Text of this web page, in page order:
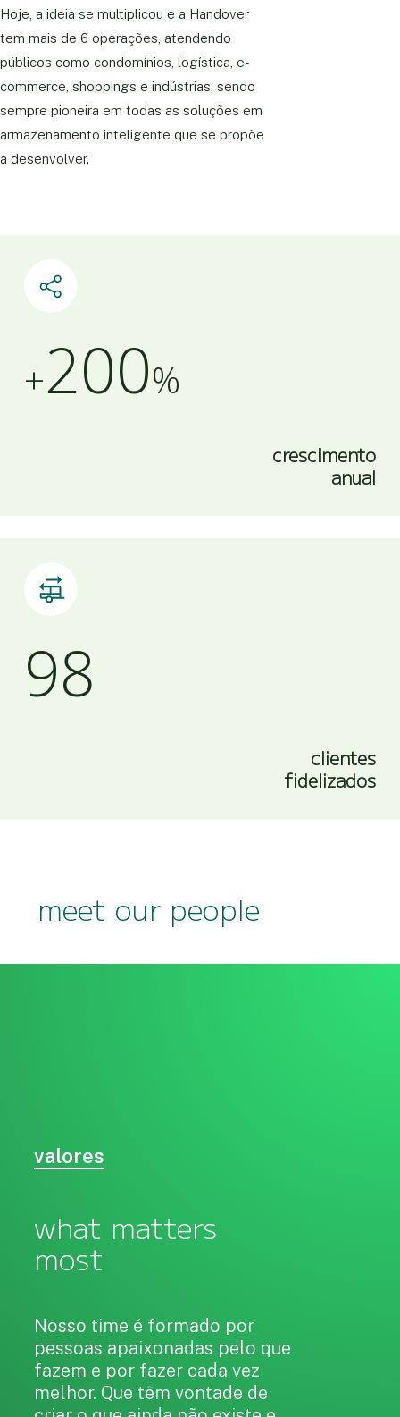
Hoje, a ideia se multiplicou e a Handover
tem mais de 6 operações, atendendo
públicos como condomínios, logística, e-
commerce, shoppings e indústrias, sendo
sempre pioneira em todas as soluções em
armazenamento inteligente que se propõe
a desenvolver.
+200
crescimento
anual
98
clientes
fidelizados
meet our people
valores
what matters
most
Nosso time é formado por
pessoas apaixonadas pelo que
fazem e por fazer cada vez
melhor. Que têm vontade de